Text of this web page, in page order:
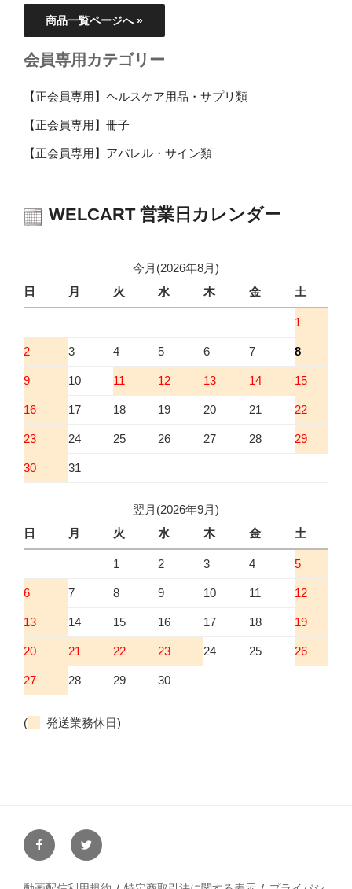
商品一覧ページへ »
会員専用カテゴリー
【正会員専用】ヘルスケア用品・サプリ類
【正会員専用】冊子
【正会員専用】アパレル・サイン類
WELCART 営業日カレンダー
今月(2026年8月)
日
月 火 水 木 金 土
1
2 3 4 5 6 7 8
9 10 11 12 13 14 15
16 17 18 19 20 21 22
23 24 25 26 27 28 29
30 31
翌月(2026年9月)
日
月 火 水 木 金 土
1 2 3 4 5
6 7 8 9 10 11 12
13 14 15 16 17 18 19
20 21 22 23 24 25 26
27 28 29 30
( 発送業務休日)
facebooktwitter